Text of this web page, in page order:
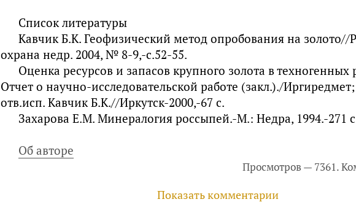
Список литературы
Кавчик Б.К. Геофизический метод опробования на золото//
охрана недр. 2004, № 8-9,-с.52-55.
Оценка ресурсов и запасов крупного золота в техногенных
Отчет о научно-исследовательской работе (закл.)./
отв.исп. Кавчик Б.К.//Иркутск-2000,-67 с.
Захарова Е.М. Минералогия россыпей.-М.: Недра, 1994.-271
Об авторе
Просмотров — 7361.
Показать комментарии